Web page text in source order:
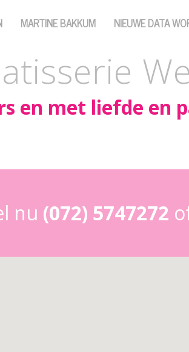
MARTINE BAKKUM NIEUWE DATA
en met liefde en
nu (072) 5747272